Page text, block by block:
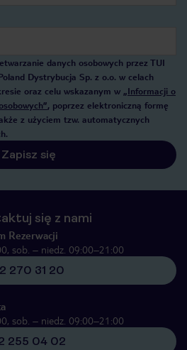
danych osobowych przez TUI
Dystrybucja Sp. z o.o. w celach
oraz celu wskazanym w „Informacji o
, poprzez elektroniczną formę
z użyciem tzw. automatycznych
Zapisz się
się z nami
Rezerwacji
sob. – niedz. 09:00–21:00
270 31 20
sob. – niedz. 09:00–21:00
255 04 02